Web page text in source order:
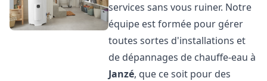
services sans vous ruiner. Notre
équipe est formée pour gérer
toutes sortes d'installations et
de dépannages de chauffe-eau à
Janzé, que ce soit pour des